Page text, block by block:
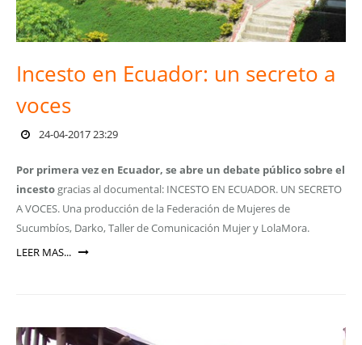
Incesto en Ecuador: un secreto a
voces
24-04-2017 23:29
Por primera vez en Ecuador, se abre un debate público sobre el
incesto gracias al documental: INCESTO EN ECUADOR. UN SECRETO
A VOCES. Una producción de la Federación de Mujeres de
Sucumbíos, Darko, Taller de Comunicación Mujer y LolaMora.
LEER MAS...